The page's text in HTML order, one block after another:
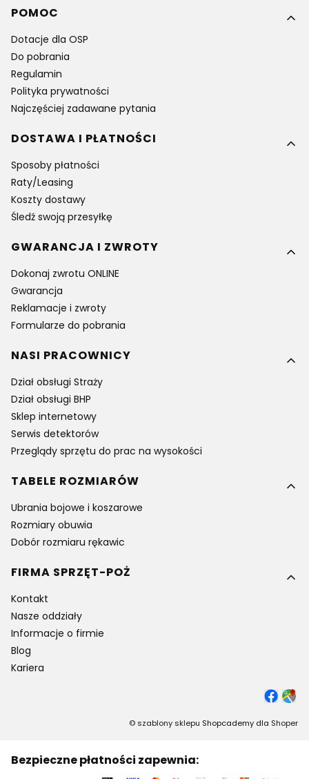
Linki w stopce
POMOC
Dotacje dla OSP
Do pobrania
Regulamin
Polityka prywatności
Najczęściej zadawane pytania
DOSTAWA I PŁATNOŚCI
Sposoby płatności
Raty/Leasing
Koszty dostawy
Śledź swoją przesyłkę
GWARANCJA I ZWROTY
Dokonaj zwrotu ONLINE
Gwarancja
Reklamacje i zwroty
Formularze do pobrania
NASI PRACOWNICY
Dział obsługi Straży
Dział obsługi BHP
Sklep internetowy
Serwis detektorów
Przeglądy sprzętu do prac na wysokości
TABELE ROZMIARÓW
Ubrania bojowe i koszarowe
Rozmiary obuwia
Dobór rozmiaru rękawic
FIRMA SPRZĘT-POŻ
Kontakt
Nasze oddziały
Informacje o firmie
Blog
Kariera
© szablony sklepu Shopcademy dla Shoper
Bezpieczne płatności zapewnia: